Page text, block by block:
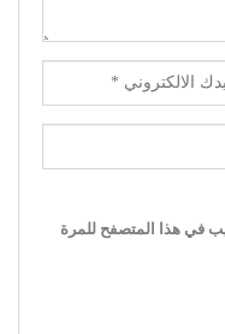
في هذا المتصفح للمرة